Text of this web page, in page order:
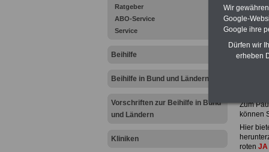
Ratgeber
ABO-Service
Service
Beihilfe
Beihilfe in Bund und Ländern
Vorschriften zur Beihilfe in Bund
und Ländern
Kliniken
Hier
Zum
können
Hier
roten JA
Wir
Google-
Google ihre
Dürfen wir
erheben